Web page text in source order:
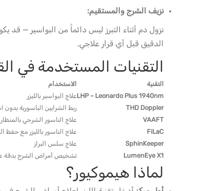
نزيف الشرج والمستقيم:
نزول دم أثناء التبرز ليس دائماً من البواسير — قد
الدقيق قبل أي قرار علاجي.
التقنيات المستخدمة في
التقنية
الاستخدام
LHP – Leonardo Plus 1940nmعلاج البواسير بالليزر
THD Doppler
ربط الشرايين الباسورية بدون
VAAFT
علاج الناسور الشرجي بالمنظار
FiLaC
علاج الناسور بالليزر مع حفظ
SphinKeeper
علاج سلس البراز
LumenEye X1
تشخيص أمراض الشرج بدقة
لماذا هيموكيور؟